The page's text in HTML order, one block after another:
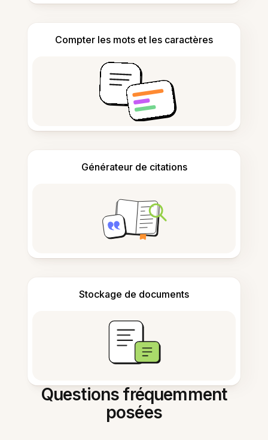
Compter les mots et les caractères
Générateur de citations
Stockage de documents
Questions fréquemment
posées